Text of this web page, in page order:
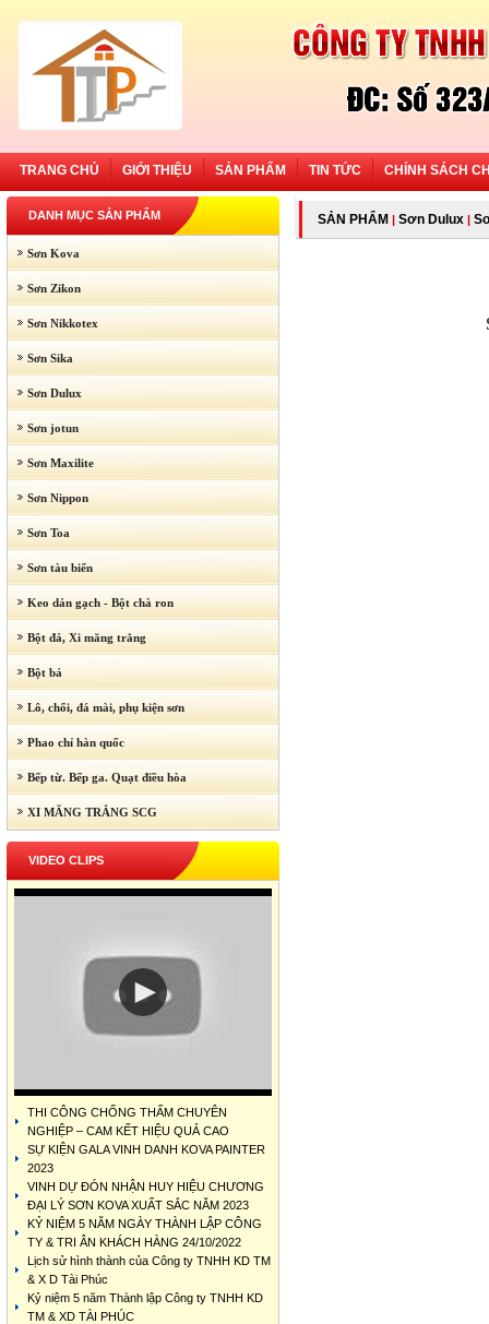
TRANG CHỦ GIỚI THIỆU SẢN PHẨM TIN TỨC CHÍNH SÁCH
DANH MỤC SẢN PHẨM
Sơn Kova
Sơn Zikon
Sơn Nikkotex
Sơn Sika
Sơn Dulux
Sơn jotun
Sơn Maxilite
Sơn Nippon
Sơn Toa
Sơn tàu biển
Keo dán gạch - Bột chà ron
Bột đá, Xi măng trắng
Bột bả
Lô, chổi, đá mài, phụ kiện sơn
Phao chỉ hàn quốc
Bếp từ. Bếp ga. Quạt điều hòa
XI MĂNG TRẮNG SCG
VIDEO CLIPS
THI CÔNG CHỐNG THẤM CHUYÊN
NGHIỆP – CAM KẾT HIỆU QUẢ CAO
SỰ KIỆN GALA VINH DANH KOVA PAINTER
2023
VINH DỰ ĐÓN NHẬN HUY HIỆU CHƯƠNG
ĐẠI LÝ SƠN KOVA XUẤT SẮC NĂM 2023
KỶ NIỆM 5 NĂM NGÀY THÀNH LẬP CÔNG
TY & TRI ÂN KHÁCH HÀNG 24/10/2022
Lịch sử hình thành của Công ty TNHH KD TM
& X D Tài Phúc
Kỷ niệm 5 năm Thành lập Công ty TNHH KD
TM & XD TÀI PHÚC
SẢN PHẨM | Sơn Dulux|